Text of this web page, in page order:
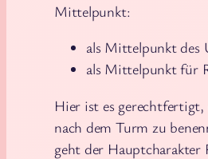
Mittelpunkt:
als Mittelpunkt des
als Mittelpunkt für
Hier ist es gerechtfertigt,
nach dem Turm zu
geht der Hauptcharakter